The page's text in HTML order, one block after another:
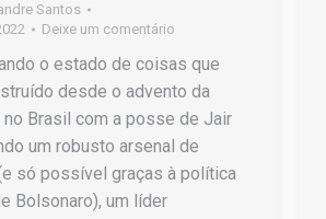
Santos
Deixe um comentário
o estado de coisas que
desde o advento da
Brasil com a posse de Jair
um robusto arsenal de
só possível graças à política
Bolsonaro), um líder